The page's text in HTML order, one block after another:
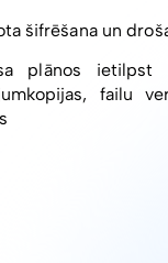
šifrēšana un
plānos
failu